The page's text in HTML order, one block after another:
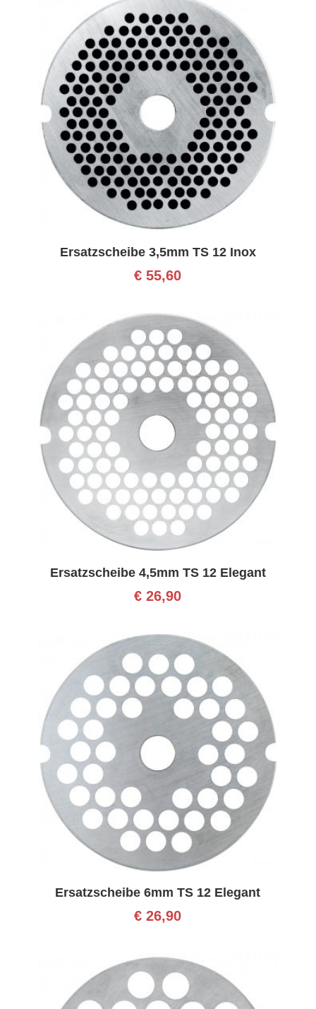
Ersatzscheibe 3,5mm TS 12 Inox
€ 55,60
Ersatzscheibe 4,5mm TS 12 Elegant
€ 26,90
Ersatzscheibe 6mm TS 12 Elegant
€ 26,90